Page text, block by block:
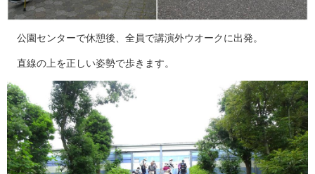
公園センターで休憩後、全員で講演外ウオークに出発。
直線の上を正しい姿勢で歩きます。